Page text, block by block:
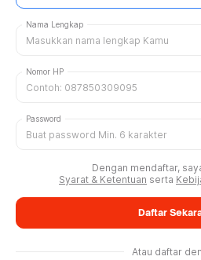
Nama Lengkap
Nomor HP
Password
Dengan mendaftar,
Syarat & Ketentuan serta
Daftar
Atau daftar